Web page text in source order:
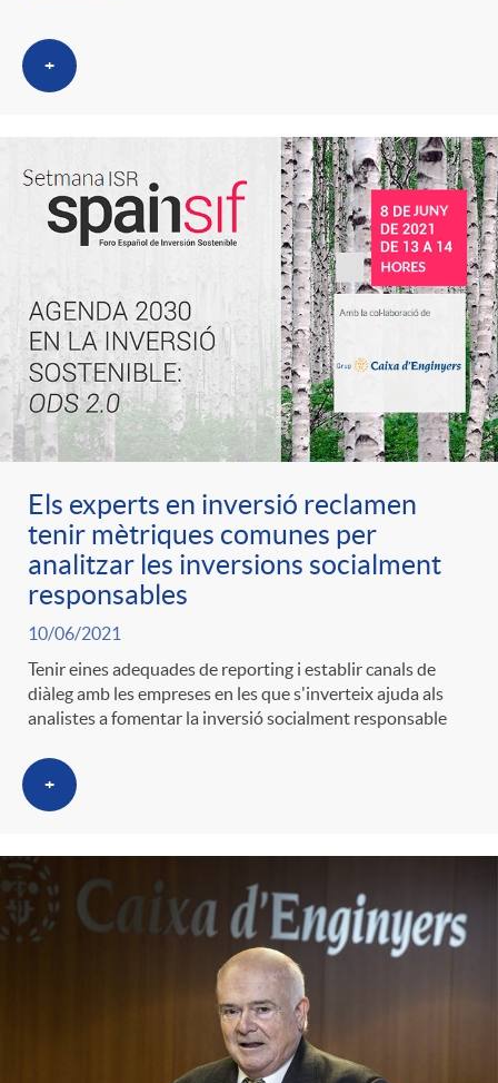
+
Els experts en inversió reclamen
tenir mètriques comunes per
analitzar les inversions socialment
responsables
10/06/2021
Tenir eines adequades de reporting i establir canals de
diàleg amb les empreses en les que s'inverteix ajuda als
analistes a fomentar la inversió socialment responsable
+